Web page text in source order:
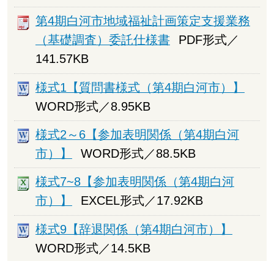
第4期白河市地域福祉計画策定支援業務
（基礎調査）委託仕様書
PDF形式／
141.57KB
様式1【質問書様式（第4期白河市）】
WORD形式／8.95KB
様式2～6【参加表明関係（第4期白河
市）】
WORD形式／88.5KB
様式7~8【参加表明関係（第4期白河
市）】
EXCEL形式／17.92KB
様式9【辞退関係（第4期白河市）】
WORD形式／14.5KB